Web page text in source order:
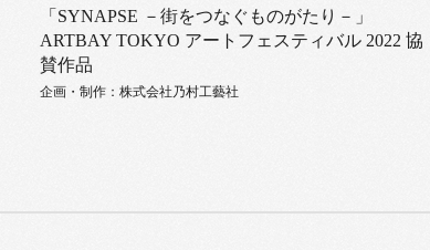
「SYNAPSE －街をつなぐものがたり－」
ARTBAY TOKYO アートフェスティバル 2022 協
賛作品
企画・制作：株式会社乃村工藝社